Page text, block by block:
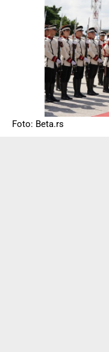
Foto: Beta.rs